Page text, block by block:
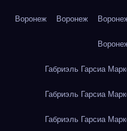
Воронеж Воронеж
Габриэль Гарсиа
Габриэль Гарсиа
Габриэль Гарсиа